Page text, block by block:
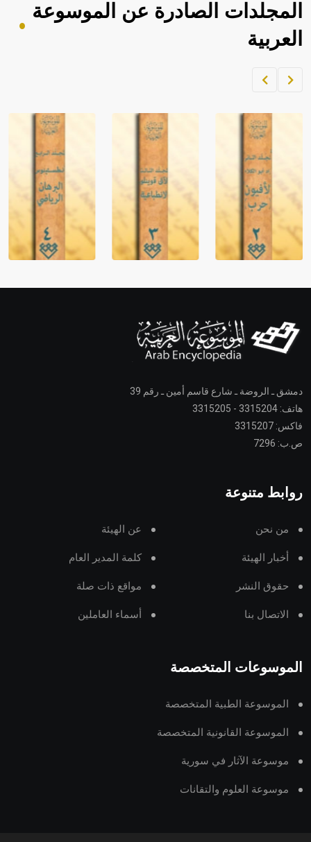
المجلدات الصادرة عن الموسوعة
العربية
دمشق ـ الروضة ـ شارع قاسم أمين ـ رقم 39
هاتف: 3315204 - 3315205
فاكس: 3315207
ص.ب: 7296
روابط متنوعة
من نحن عن الهيئة
أخبار الهيئة كلمة المدير العام
حقوق النشر مواقع ذات صلة
الاتصال بنا أسماء العاملين
الموسوعات المتخصصة
الموسوعة الطبية المتخصصة
الموسوعة القانونية المتخصصة
موسوعة الآثار في سورية
موسوعة العلوم والتقانات